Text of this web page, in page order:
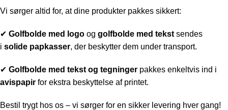
Vi sørger altid for, at dine produkter pakkes sikkert:
✔ Golfbolde med logo og golfbolde med tekst sendes
i solide papkasser, der beskytter dem under transport.
✔ Golfbolde med tekst og tegninger pakkes enkeltvis ind i
avispapir for ekstra beskyttelse af printet.
Bestil trygt hos os – vi sørger for en sikker levering hver gang!